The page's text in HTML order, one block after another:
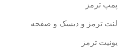
پمپ ترمز
لنت ترمز و دیسک و صفحه
یونیت ترمز